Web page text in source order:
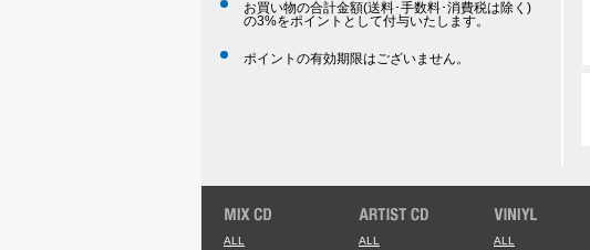
お買い物の合計金額(送料･手数料･消費税は除く)
の3%をポイントとして付与いたします。
ポイントの有効期限はございません。
ALL ALL ALL